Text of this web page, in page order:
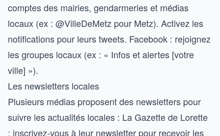
comptes des mairies, gendarmeries et médias
locaux (ex : @VilleDeMetz pour Metz). Activez les
notifications pour leurs tweets. Facebook : rejoignez
les groupes locaux (ex : « Infos et alertes [votre
ville] »).
Les newsletters locales
Plusieurs médias proposent des newsletters pour
suivre les actualités locales : La Gazette de Lorette
: inscrivez-vous à leur newsletter pour recevoir les